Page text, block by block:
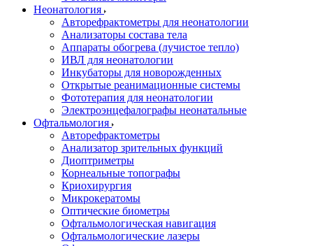
Неонатология
Авторефрактометры для неонатологии
Анализаторы состава тела
Аппараты обогрева (лучистое тепло)
ИВЛ для неонатологии
Инкубаторы для новорожденных
Открытые реанимационные системы
Фототерапия для неонатологии
Электроэнцефалографы неонатальные
Офтальмология
Авторефрактометры
Анализатор зрительных функций
Диоптриметры
Корнеальные топографы
Криохирургия
Микрокератомы
Оптические биометры
Офтальмологическая навигация
Офтальмологические лазеры